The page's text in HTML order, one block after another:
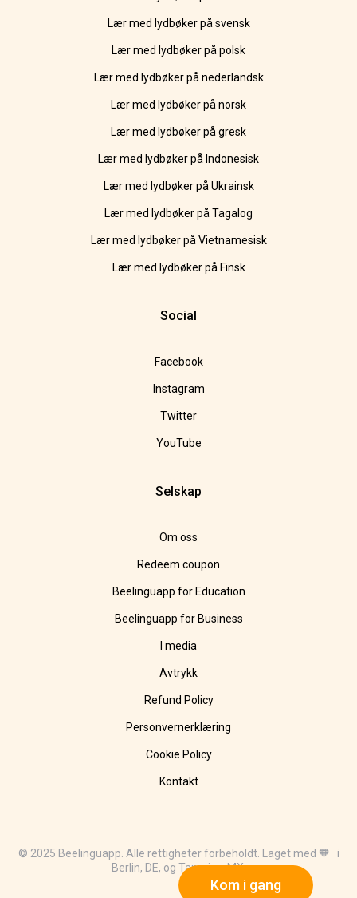
Kom i gang
Lær med lydbøker på svensk
Lær med lydbøker på polsk
Lær med lydbøker på nederlandsk
Lær med lydbøker på norsk
Lær med lydbøker på gresk
Lær med lydbøker på Indonesisk
Lær med lydbøker på Ukrainsk
Lær med lydbøker på Tagalog
Lær med lydbøker på Vietnamesisk
Lær med lydbøker på Finsk
Social
Facebook
Instagram
Twitter
YouTube
Selskap
Om oss
Redeem coupon
Beelinguapp for Education
Beelinguapp for Business
I media
Avtrykk
Refund Policy
Personvernerklæring
Cookie Policy
Kontakt
© 2025 Beelinguapp. Alle rettigheter forbeholdt. Laget med 🧡 i
Berlin, DE, og Tampico, MX.